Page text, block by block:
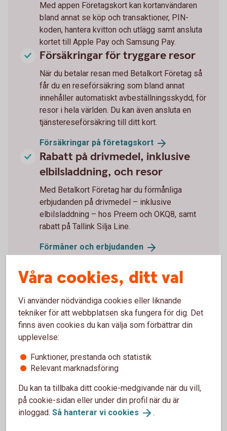
Med appen Företagskort kan kortanvändaren
bland annat se köp och transaktioner, PIN-
koden, hantera kvitton och utlägg samt ansluta
kortet till Apple Pay och Samsung Pay.
Försäkringar för tryggare resor
När du betalar resan med Betalkort Företag så
får du en reseförsäkring som bland annat
innehåller automatiskt avbeställningsskydd, för
resor i hela världen. Du kan även ansluta en
tjänstereseförsäkring till ditt kort.
Försäkringar på företagskort
Rabatt på drivmedel, inklusive
elbilsladdning, och resor
Med Betalkort Företag har du förmånliga
erbjudanden på drivmedel – inklusive
elbilsladdning – hos Preem och OKQ8, samt
rabatt på Tallink Silja Line.
Förmåner och erbjudanden
Enklare företagande med
Våra cookies, ditt val
Vi använder nödvändiga cookies eller liknande
tekniker för att webbplatsen ska fungera för dig. Det
finns även cookies du kan välja som förbättrar din
upplevelse:
Funktioner, prestanda och statistik
Relevant marknadsföring
Du kan ta tillbaka ditt cookie-medgivande när du vill,
på cookie-sidan eller under din profil när du är
inloggad. Så hanterar vi cookies .